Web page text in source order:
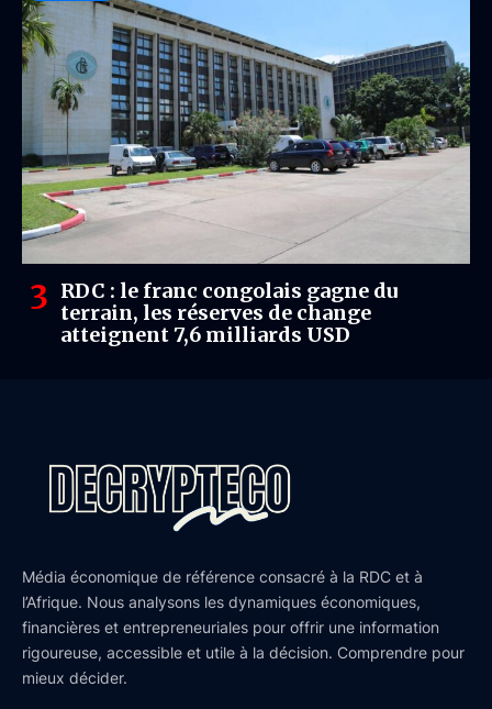
RDC : le franc congolais gagne du
terrain, les réserves de change
atteignent 7,6 milliards USD
Média économique de référence consacré à la RDC et à
l’Afrique. Nous analysons les dynamiques économiques,
financières et entrepreneuriales pour offrir une information
rigoureuse, accessible et utile à la décision. Comprendre pour
mieux décider.